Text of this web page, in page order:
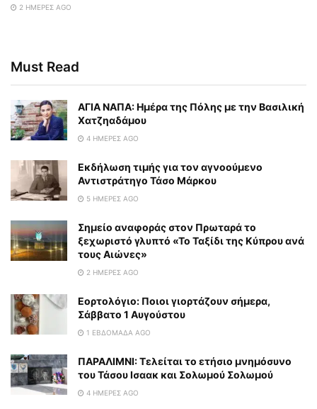
2 ΗΜΈΡΕΣ AGO
Must Read
ΑΓΙΑ ΝΑΠΑ: Ημέρα της Πόλης με την Βασιλική
Χατζηαδάμου
4 ΗΜΈΡΕΣ AGO
Εκδήλωση τιμής για τον αγνοούμενο
Αντιστράτηγο Τάσο Μάρκου
5 ΗΜΈΡΕΣ AGO
Σημείο αναφοράς στον Πρωταρά το
ξεχωριστό γλυπτό «Το Ταξίδι της Κύπρου ανά
τους Αιώνες»
2 ΗΜΈΡΕΣ AGO
Εορτολόγιο: Ποιοι γιορτάζουν σήμερα,
Σάββατο 1 Αυγούστου
1 ΕΒΔΟΜΆΔΑ AGO
ΠΑΡΑΛΙΜΝΙ: Τελείται το ετήσιο μνημόσυνο
του Τάσου Ισαακ και Σολωμού Σολωμού
4 ΗΜΈΡΕΣ AGO